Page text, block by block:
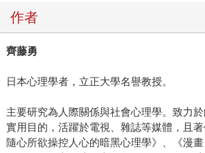
作者
齊藤勇
日本心理學者，立正大學名譽教授。
主要研究為人際關係與社會心理學。致力
實用目的，活躍於電視、雜誌等媒體，且
隨心所欲操控人心的暗黑心理學》、《漫畫